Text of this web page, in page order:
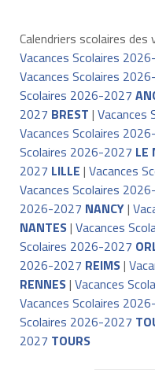
Calendriers scolaires des
Vacances Scolaires
Vacances Scolaires
Scolaires 2026-2027
2027 BREST | Vacances
Vacances Scolaires
Scolaires 2026-2027 LE
2027 LILLE | Vacances
Vacances Scolaires
2026-2027 NANCY|
NANTES| Vacances
Scolaires 2026-2027
2026-2027 REIMS|
RENNES| Vacances
Vacances Scolaires
Scolaires 2026-2027
2027 TOURS